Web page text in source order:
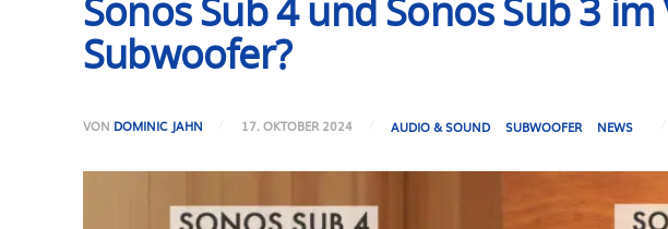
Sonos Sub 4 und Sonos Sub 3
Subwoofer?
VON DOMINIC JAHN 17. OKTOBER 2024 AUDIO & SOUND SUBWOOFER NEWS